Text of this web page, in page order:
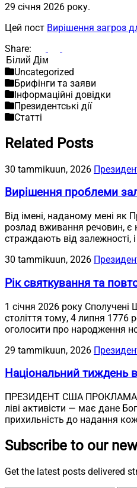
29 січня 2026 року.
Цей пост Вирішення загроз
Share:
Пошук
Uncategorized
Брифінги та заяви
Інформаційні довідки
Президентські дії
Статті
Related Posts
30 tammikuun, 2026
Вирішення проблеми
Від імені, наданому мені як
розлад вживання речовин, є
страждають від залежності,
30 tammikuun, 2026
Рік святкування та
1 січня 2026 року Сполучені
століття тому, 4 липня 1776
оголосити про народження
29 tammikuun, 2026
Національний тиждень
ПРЕЗИДЕНТ США
ліві активісти — має дане
прихильність до надання
Subscribe to our
Get the latest posts delivered